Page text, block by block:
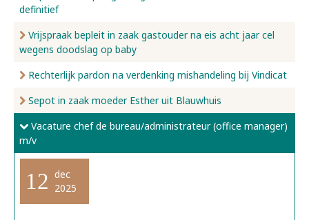
definitief
Vrijspraak bepleit in zaak gastouder na eis acht jaar cel
wegens doodslag op baby
Rechterlijk pardon na verdenking mishandeling bij Vindicat
Sepot in zaak moeder Esther uit Blauwhuis
Vacature chef de bureau/administrateur (office manager)
m/v
12 dec
2025